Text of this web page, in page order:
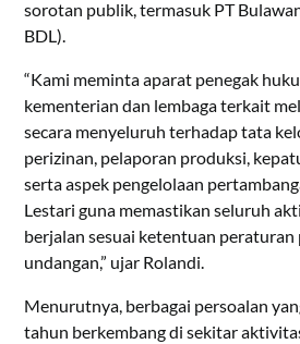
sorotan publik, termasuk PT
BDL).
“Kami meminta aparat penegak
kementerian dan lembaga terkait
secara menyeluruh terhadap tata
perizinan, pelaporan produksi,
serta aspek pengelolaan
Lestari guna memastikan seluruh
berjalan sesuai ketentuan peraturan
undangan,” ujar Rolandi.
Menurutnya, berbagai persoalan
tahun berkembang di sekitar